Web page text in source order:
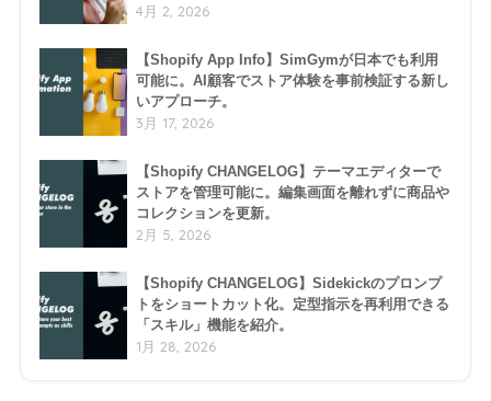
4月 2, 2026
【Shopify App Info】SimGymが日本でも利用
可能に。AI顧客でストア体験を事前検証する新し
いアプローチ。
3月 17, 2026
【Shopify CHANGELOG】テーマエディターで
ストアを管理可能に。編集画面を離れずに商品や
コレクションを更新。
2月 5, 2026
【Shopify CHANGELOG】Sidekickのプロンプ
トをショートカット化。定型指示を再利用できる
「スキル」機能を紹介。
1月 28, 2026